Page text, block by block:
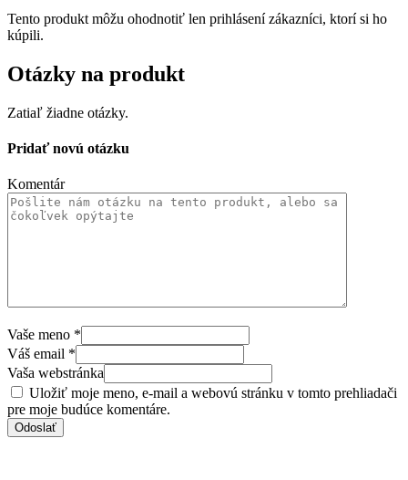
Tento produkt môžu ohodnotiť len prihlásení zákazníci, ktorí si ho
kúpili.
Otázky na produkt
Zatiaľ žiadne otázky.
Pridať novú otázku
Komentár
Vaše meno *
Váš email *
Vaša webstránka
Uložiť moje meno, e-mail a webovú stránku v tomto prehliadači
pre moje budúce komentáre.